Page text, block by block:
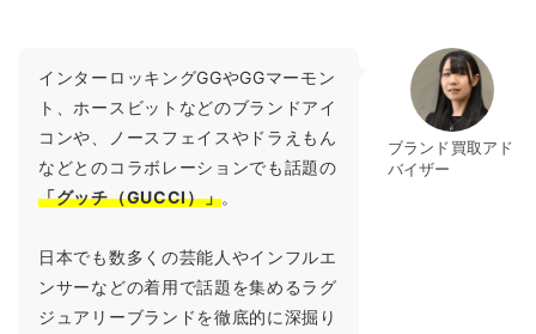
ブランド買取アド
バイザー
インターロッキングGGやGGマーモン
ト、ホースビットなどのブランドアイ
コンや、ノースフェイスやドラえもん
などとのコラボレーションでも話題の
「グッチ（GUCCI）」。
日本でも数多くの芸能人やインフルエ
ンサーなどの着用で話題を集めるラグ
ジュアリーブランドを徹底的に深掘り